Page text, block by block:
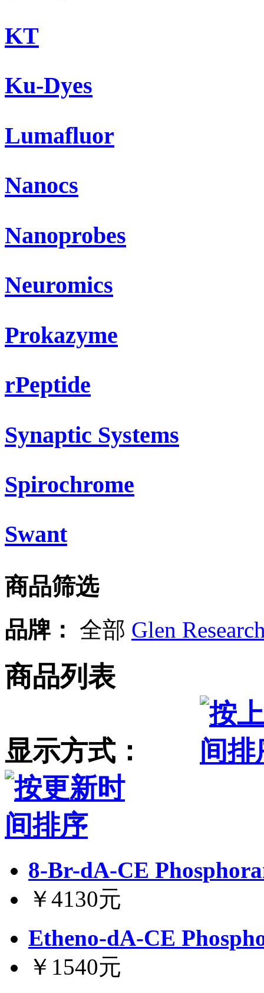
KT
Ku-Dyes
Lumafluor
Nanocs
Nanoprobes
Neuromics
Prokazyme
rPeptide
Synaptic Systems
Spirochrome
Swant
商品筛选
品牌： 全部 Glen
商品列表
显示方式：
8-Br-dA-CE
￥4130元
Etheno-dA-CE
￥1540元